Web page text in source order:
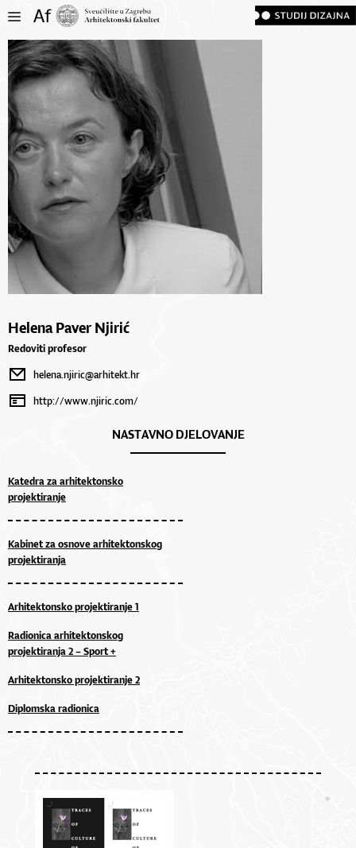
Helena Paver Njirić
Redoviti profesor
helena.njiric@arhitekt.hr
http://www.njiric.com/
NASTAVNO DJELOVANJE
Katedra za arhitektonsko
projektiranje
Kabinet za osnove arhitektonskog
projektiranja
Arhitektonsko projektiranje 1
Radionica arhitektonskog
projektiranja 2 – Sport +
Arhitektonsko projektiranje 2
Diplomska radionica